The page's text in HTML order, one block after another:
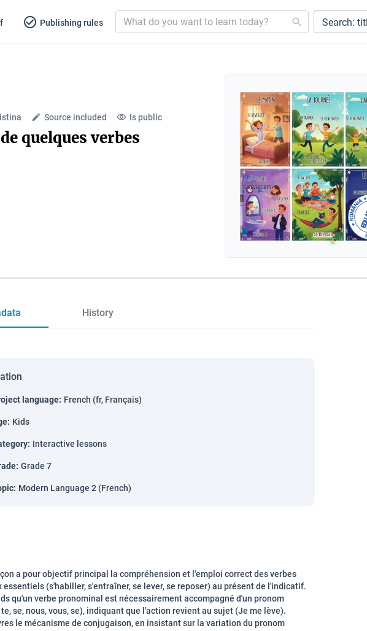
Publishing rules Search:
Source included Is public
quelques verbes
History
language: French (fr, Français)
: Kids
: Interactive lessons
: Grade 7
: Modern Language 2 (French)
a pour objectif principal la compréhension et l'emploi correct des verbes
essentiels (s'habiller, s'entraîner, se lever, se reposer) au présent de l'indicatif.
qu'un verbe pronominal est nécessairement accompagné d'un pronom
se, nous, vous, se), indiquant que l'action revient au sujet (Je me lève).
le mécanisme de conjugaison, en insistant sur la variation du pronom